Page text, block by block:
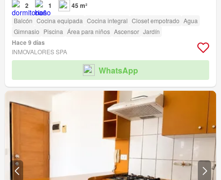
2 1 45 m²
Balcón Cocina equipada Cocina integral Closet empotrado Agua
Gimnasio Piscina Área para niños Ascensor Jardín
Hace 9 días
INMOVALORES SPA
WhatsApp